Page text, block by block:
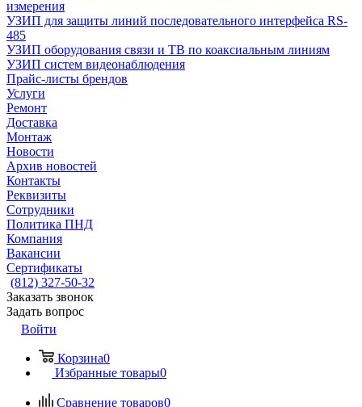
измерения
УЗИП для защиты линий последовательного интерфейса RS-
485
УЗИП оборудования связи и ТВ по коаксиальным линиям
УЗИП систем видеонаблюдения
Прайс-листы брендов
Услуги
Ремонт
Доставка
Монтаж
Новости
Архив новостей
Контакты
Реквизиты
Сотрудники
Политика ПНД
Компания
Вакансии
Сертификаты
(812) 327-50-32
Заказать звонок
Задать вопрос
Войти
Корзина0
Избранные товары0
Сравнение товаров0